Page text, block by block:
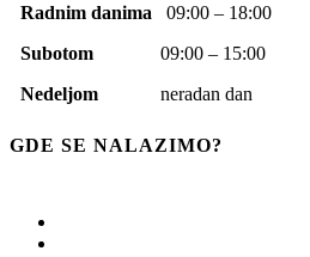
Radnim danima 09:00 – 18:00
Subotom 09:00 – 15:00
Nedeljom neradan dan
GDE SE NALAZIMO?